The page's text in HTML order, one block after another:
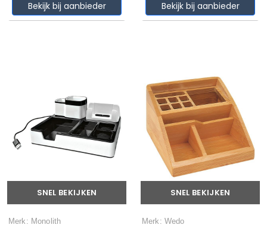
Bekijk bij aanbieder Bekijk bij aanbieder
SNEL BEKIJKEN
Merk: Monolith
SNEL BEKIJKEN
Merk: Wedo